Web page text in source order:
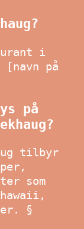
i
[navn på
på
tilbyr
som
§